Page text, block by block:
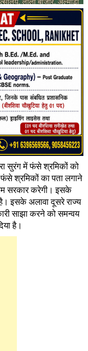
सुरंग में फंसे श्रमिकों को
श्रमिकों का पता लगाने
सरकार करेगी। इसके
है। इसके अलावा दूसरे राज्य
साझा करने को समन्वय
है।